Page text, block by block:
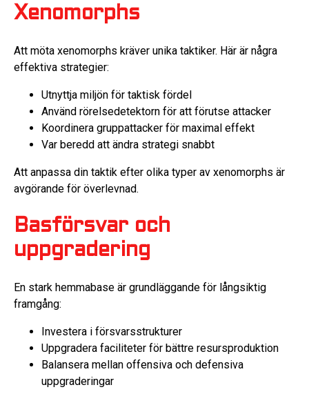
Xenomorphs
Att möta xenomorphs kräver unika taktiker. Här är några
effektiva strategier:
Utnyttja miljön för taktisk fördel
Använd rörelsedetektorn för att förutse attacker
Koordinera gruppattacker för maximal effekt
Var beredd att ändra strategi snabbt
Att anpassa din taktik efter olika typer av xenomorphs är
avgörande för överlevnad.
Basförsvar och
uppgradering
En stark hemmabase är grundläggande för långsiktig
framgång:
Investera i försvarsstrukturer
Uppgradera faciliteter för bättre resursproduktion
Balansera mellan offensiva och defensiva
uppgraderingar